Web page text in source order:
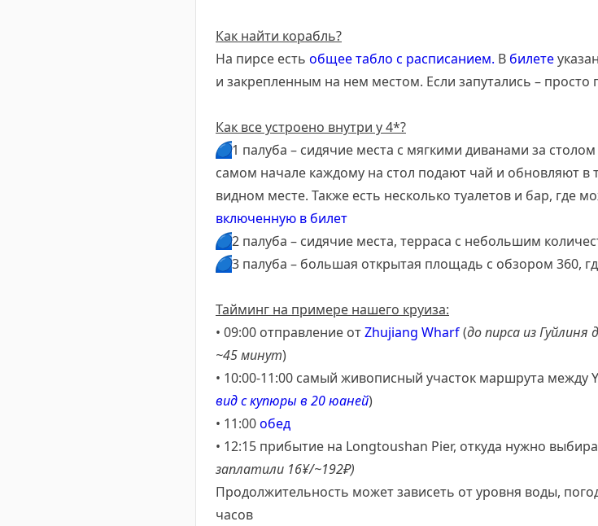
Как найти корабль?
На пирсе есть общее табло с расписанием. В билете
и закрепленным на нем местом. Если запутались – просто
Как все устроено внутри у 4*?
🔵1 палуба – сидячие места с мягкими диванами за
самом начале каждому на стол подают чай и обновляют в
видном месте. Также есть несколько туалетов и бар, где
включенную в билет
🔵2 палуба – сидячие места, терраса с небольшим
🔵3 палуба – большая открытая площадь с обзором 360,
Тайминг на примере нашего круиза:
• 09:00 отправление отZhujiang Wharf(до пирса из Гуйлиня
~45 минут)
• 10:00-11:00 самый живописный участок маршрута между
вид с купюры в 20 юаней)
• 11:00обед
• 12:15 прибытие на Longtoushan Pier, откуда нужно
заплатили 16¥/~192₽)
Продолжительность может зависеть от уровня воды,
часов